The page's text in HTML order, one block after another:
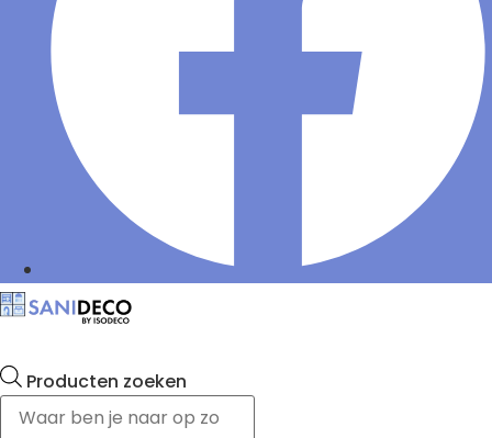
Producten zoeken